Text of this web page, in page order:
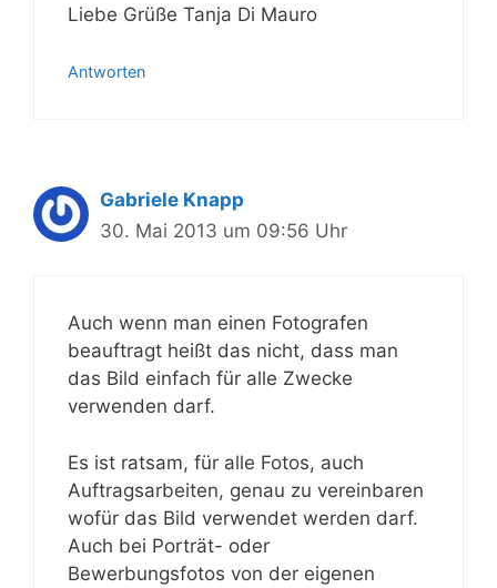
Liebe Grüße Tanja Di Mauro
Antworten
Gabriele Knapp
30. Mai 2013 um 09:56 Uhr
Auch wenn man einen Fotografen
beauftragt heißt das nicht, dass man
das Bild einfach für alle Zwecke
verwenden darf.
Es ist ratsam, für alle Fotos, auch
Auftragsarbeiten, genau zu vereinbaren
wofür das Bild verwendet werden darf.
Auch bei Porträt- oder
Bewerbungsfotos von der eigenen